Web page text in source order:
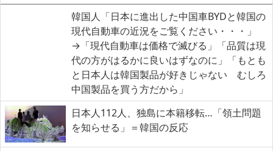
韓国人「日本に進出した中国車BYDと韓国の
現代自動車の近況をご覧ください・・・」
→「現代自動車は価格で滅びる」「品質は現
代の方がはるかに良いはずなのに」「もとも
と日本人は韓国製品が好きじゃない むしろ
中国製品を買う方だから」
日本人112人、独島に本籍移転…「領土問題
を知らせる」＝韓国の反応